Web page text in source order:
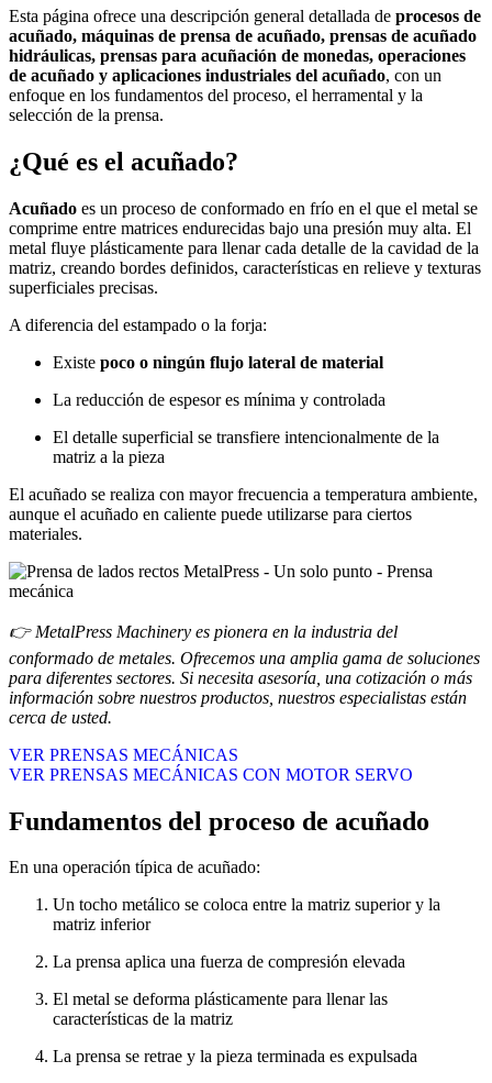
Esta página ofrece una descripción general detallada de procesos de
acuñado, máquinas de prensa de acuñado, prensas de acuñado
hidráulicas, prensas para acuñación de monedas, operaciones
de acuñado y aplicaciones industriales del acuñado, con un
enfoque en los fundamentos del proceso, el herramental y la
selección de la prensa.
¿Qué es el acuñado?
Acuñado es un proceso de conformado en frío en el que el metal se
comprime entre matrices endurecidas bajo una presión muy alta. El
metal fluye plásticamente para llenar cada detalle de la cavidad de la
matriz, creando bordes definidos, características en relieve y texturas
superficiales precisas.
A diferencia del estampado o la forja:
Existe poco o ningún flujo lateral de material
La reducción de espesor es mínima y controlada
El detalle superficial se transfiere intencionalmente de la
matriz a la pieza
El acuñado se realiza con mayor frecuencia a temperatura ambiente,
aunque el acuñado en caliente puede utilizarse para ciertos
materiales.
👉 MetalPress Machinery es pionera en la industria del
conformado de metales. Ofrecemos una amplia gama de soluciones
para diferentes sectores. Si necesita asesoría, una cotización o más
información sobre nuestros productos, nuestros especialistas están
cerca de usted.
VER PRENSAS MECÁNICAS
VER PRENSAS MECÁNICAS CON MOTOR SERVO
Fundamentos del proceso de acuñado
En una operación típica de acuñado:
Un tocho metálico se coloca entre la matriz superior y la
matriz inferior
La prensa aplica una fuerza de compresión elevada
El metal se deforma plásticamente para llenar las
características de la matriz
La prensa se retrae y la pieza terminada es expulsada